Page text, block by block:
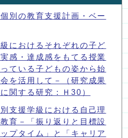
別の教育支援計画・ベー
におけるそれぞれの子ど
感・達成感をもてる授業
ている子どもの姿から始
を活用して－（研究成果
関する研究：Ｈ30）
支援学級における自己理
育－「振り返りと目標設
プタイム」と「キャリア